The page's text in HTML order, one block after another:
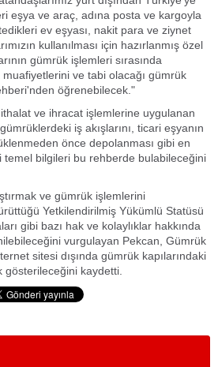
eşya ve araç, adına posta ve kargoyla
ev eşyası, nakit para ve ziynet
kullanılması için hazırlanmış özel
gümrük işlemleri sırasında
ve tabi olacağı gümrük
öğrenebilecek."
ve ihracat işlemlerine uygulanan
iş akışlarını, ticari eşyanın
önce depolanması gibi en
temel bilgileri bu rehberde bulabileceğini
ve gümrük işlemlerini
Yetkilendirilmiş Yükümlü Statüsü
gibi bazı hak ve kolaylıklar hakkında
vurgulayan Pekcan, Gümrük
sitesi dışında gümrük kapılarındaki
kaydetti.